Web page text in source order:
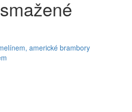
americké brambory